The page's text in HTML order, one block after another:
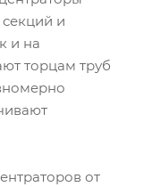
и
и на
торцам труб
от